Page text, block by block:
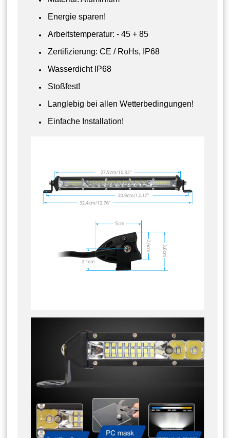
Energie sparen!
Arbeitstemperatur: - 45 + 85
Zertifizierung: CE / RoHs, IP68
Wasserdicht IP68
Stoßfest!
Langlebig bei allen Wetterbedingungen!
Einfache Installation!